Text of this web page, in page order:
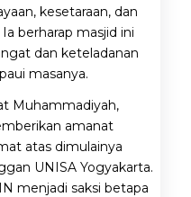
kesetaraan, dan
berharap masjid ini
dan keteladanan
masanya.
Muhammadiyah,
amanat
atas dimulainya
UNISA Yogyakarta.
menjadi saksi betapa